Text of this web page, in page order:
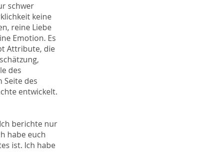
schwer
keine
reine Liebe
Emotion. Es
Attribute, die
des
Seite des
entwickelt.
berichte nur
habe euch
ist. Ich habe